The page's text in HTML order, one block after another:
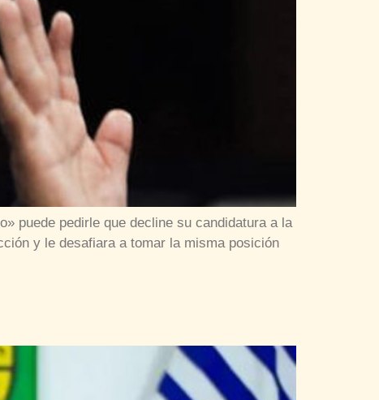
puede pedirle que decline su candidatura a la
y le desafiara a tomar la misma posición